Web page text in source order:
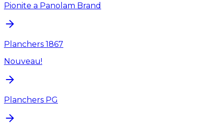
Pionite a Panolam Brand
Planchers 1867
Nouveau!
Planchers PG